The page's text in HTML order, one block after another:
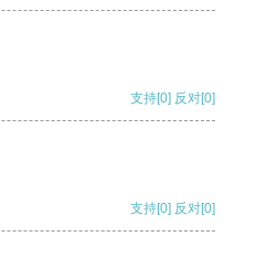
支持[0] 反对[0]
支持[0] 反对[0]